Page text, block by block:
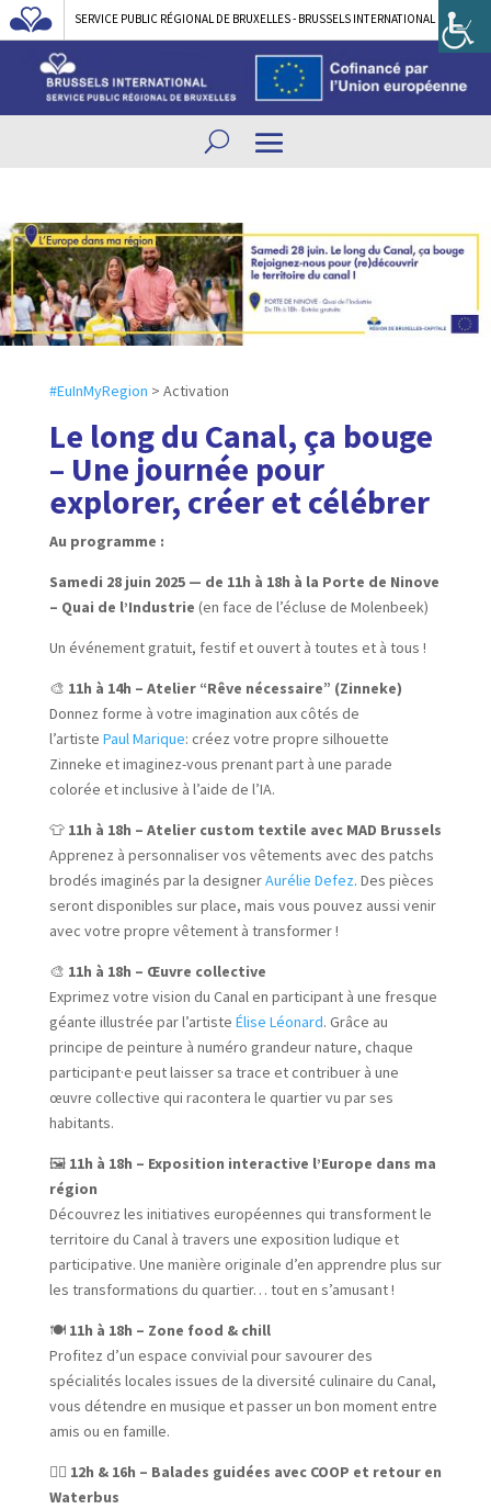
SERVICE PUBLIC RÉGIONAL DE BRUXELLES - BRUSSELS INTERNATIONAL
#EuInMyRegion > Activation
Le long du Canal, ça bouge
– Une journée pour
explorer, créer et célébrer
Au programme :
Samedi 28 juin 2025 — de 11h à 18h à la Porte de Ninove
– Quai de l’Industrie (en face de l’écluse de Molenbeek)
Un événement gratuit, festif et ouvert à toutes et à tous !
🎨 11h à 14h – Atelier “Rêve nécessaire” (Zinneke)
Donnez forme à votre imagination aux côtés de
l’artiste Paul Marique: créez votre propre silhouette
Zinneke et imaginez-vous prenant part à une parade
colorée et inclusive à l’aide de l’IA.
👕 11h à 18h – Atelier custom textile avec MAD Brussels
Apprenez à personnaliser vos vêtements avec des patchs
brodés imaginés par la designerAurélie Defez. Des pièces
seront disponibles sur place, mais vous pouvez aussi venir
avec votre propre vêtement à transformer !
🎨 11h à 18h – Œuvre collective
Exprimez votre vision du Canal en participant à une fresque
géante illustrée par l’artiste Élise Léonard. Grâce au
principe de peinture à numéro grandeur nature, chaque
participant·e peut laisser sa trace et contribuer à une
œuvre collective qui racontera le quartier vu par ses
habitants.
🖼️ 11h à 18h – Exposition interactive l’Europe dans ma
région
Découvrez les initiatives européennes qui transforment le
territoire du Canal à travers une exposition ludique et
participative. Une manière originale d’en apprendre plus sur
les transformations du quartier… tout en s’amusant !
🍽 11h à 18h – Zone food & chill
Profitez d’un espace convivial pour savourer des
spécialités locales issues de la diversité culinaire du Canal,
vous détendre en musique et passer un bon moment entre
amis ou en famille.
🚶‍♀️ 12h & 16h – Balades guidées avec COOP et retour en
Waterbus